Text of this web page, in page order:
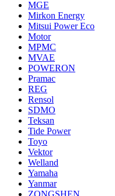
MGE
Mirkon Energy
Mitsui Power Eco
Motor
MPMC
MVAE
POWERON
Pramac
REG
Rensol
SDMO
Teksan
Tide Power
Toyo
Vektor
Welland
Yamaha
Yanmar
ZONGSHEN